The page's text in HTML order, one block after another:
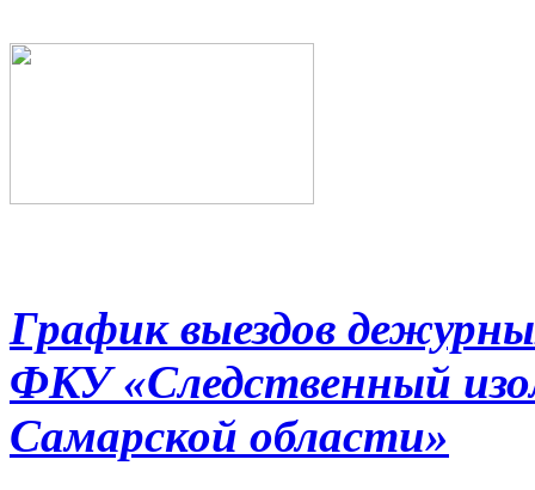
График выездов
ФКУ «Следственный
Самарской области»